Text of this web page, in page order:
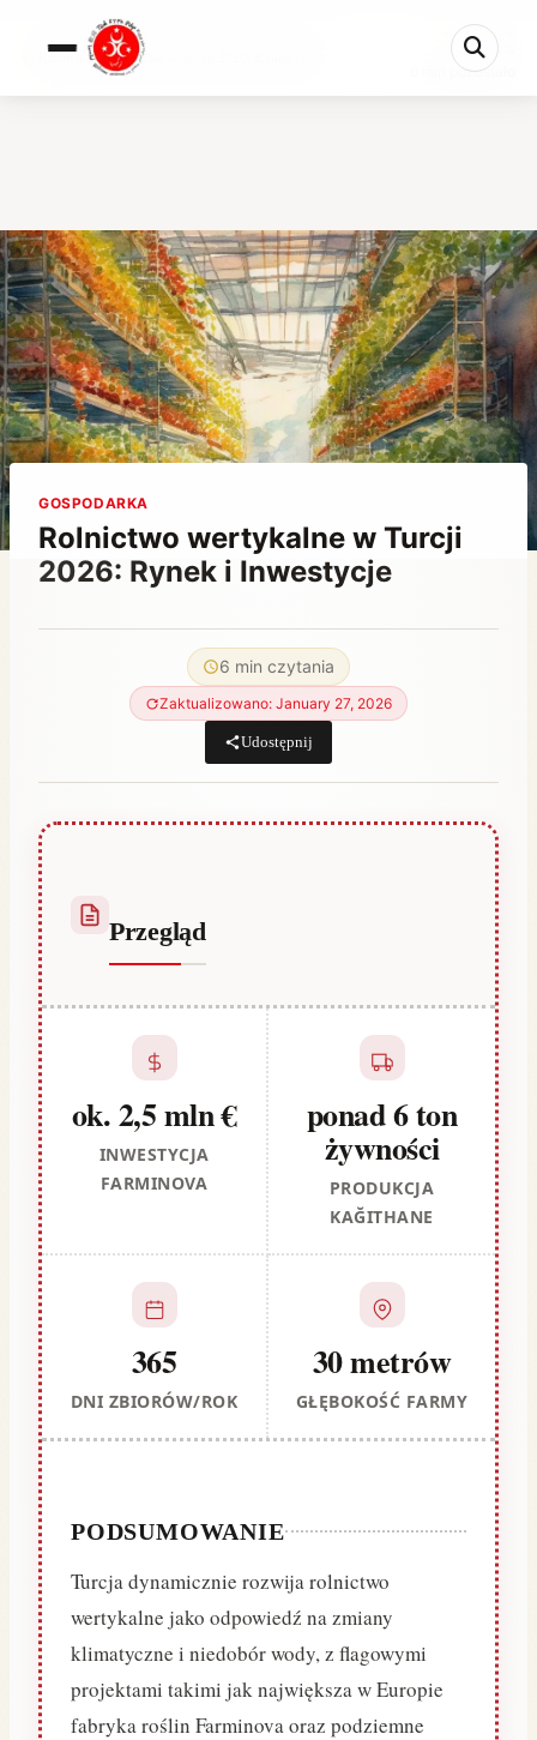
Rolnictwo wertykalne w Turcji 2026: Rynek i Inw...
6 min pozostało
GOSPODARKA
Rolnictwo wertykalne w Turcji
2026: Rynek i Inwestycje
6 min czytania
Zaktualizowano: January 27, 2026
Udostępnij
Przegląd
ok. 2,5 mln €
INWESTYCJA
FARMINOVA
ponad 6 ton
żywności
PRODUKCJA
KAĞITHANE
365
DNI ZBIORÓW/ROK
30 metrów
GŁĘBOKOŚĆ FARMY
PODSUMOWANIE
Turcja dynamicznie rozwija rolnictwo
wertykalne jako odpowiedź na zmiany
klimatyczne i niedobór wody, z flagowymi
projektami takimi jak największa w Europie
fabryka roślin Farminova oraz podziemne